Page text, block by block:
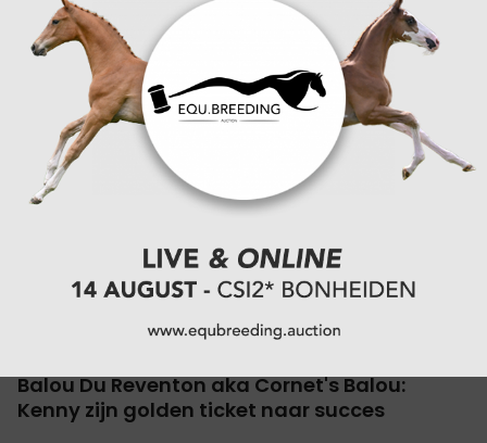
07-06-2020
Balou Du Reventon aka Cornet's Balou:
Kenny zijn golden ticket naar succes